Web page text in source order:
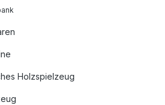
Holzspielzeug